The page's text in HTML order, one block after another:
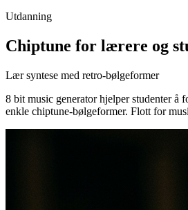
Utdanning
Chiptune for lærere og
Lær syntese med retro-bølgeformer
8 bit music generator hjelper studenter å
enkle chiptune-bølgeformer. Flott for